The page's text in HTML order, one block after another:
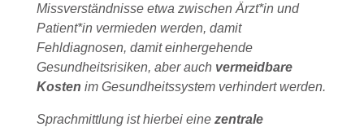
Missverständnisse etwa zwischen Ärzt*in und
Patient*in vermieden werden, damit
Fehldiagnosen, damit einhergehende
Gesundheitsrisiken, aber auch vermeidbare
Kosten im Gesundheitssystem verhindert werden.
Sprachmittlung ist hierbei eine zentrale